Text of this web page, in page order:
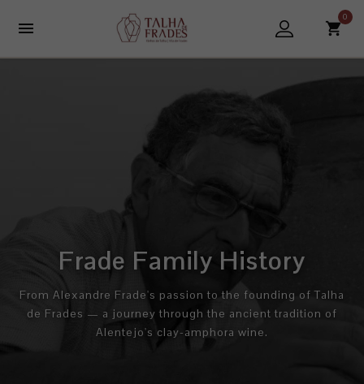

0
Frade Family History
From Alexandre Frade's passion to the founding of Talha
de Frades — a journey through the ancient tradition of
Alentejo's clay-amphora wine.